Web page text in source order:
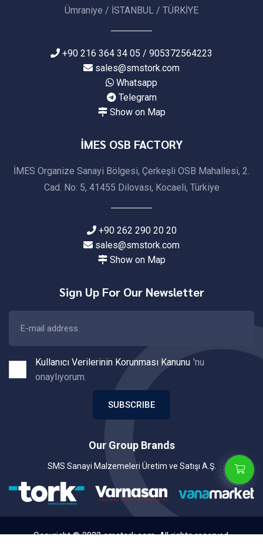
Ümraniye / İSTANBUL / TÜRKİYE
+90 216 364 34 05 / 905372564223
sales@smstork.com
Whatsapp
Telegram
Show on Map
İMES OSB FACTORY
İMES Organize Sanayi Bölgesi, Çerkeşli OSB Mahallesi, 2.
Cad. No: 5, 41455 Dilovası, Kocaeli, Türkiye
+90 262 290 20 20
sales@smstork.com
Show on Map
Sign Up For Our Newsletter
Kullanıcı Verilerinin Korunması Kanunu 'nu
onaylıyorum.
SUBSCRIBE
Our Group Brands
SMS Sanayi Malzemeleri Üretim ve Satışı A.Ş.
Copyright © 2022 smstork.com. All rights reserved.